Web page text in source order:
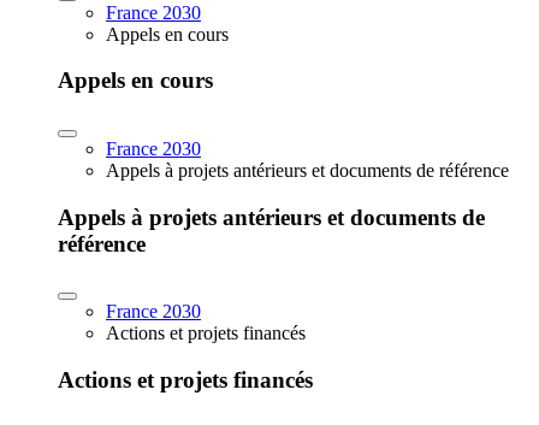
France 2030
Appels en cours
Appels en cours
France 2030
Appels à projets antérieurs et documents de référence
Appels à projets antérieurs et documents de
référence
France 2030
Actions et projets financés
Actions et projets financés